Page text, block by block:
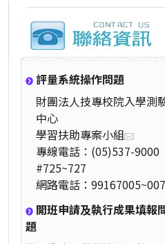
評量系統操作問題
財團法人技專校院入學測
中心
學習扶助專案小組
專線電話：(05)537-9000
#725~727
網路電話：99167005~007
開班申請及執行成果填報
題